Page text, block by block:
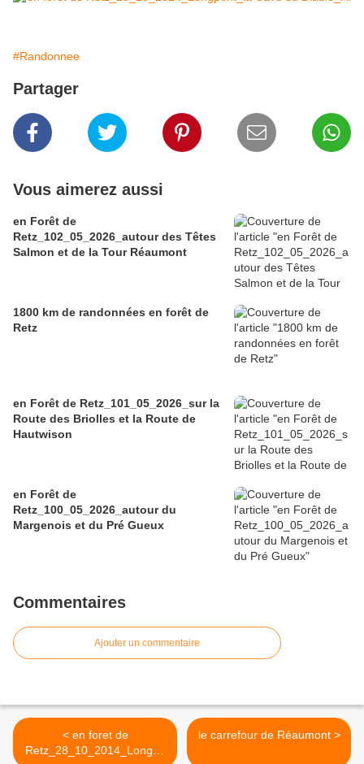
#Randonnee
Partager
Vous aimerez aussi
en Forêt de
Retz_102_05_2026_autour des Têtes
Salmon et de la Tour Réaumont
1800 km de randonnées en forêt de
Retz
en Forêt de Retz_101_05_2026_sur la
Route des Briolles et la Route de
Hautwison
en Forêt de
Retz_100_05_2026_autour du
Margenois et du Pré Gueux
Commentaires
Ajouter un commentaire
< en foret de
Retz_28_10_2014_Longpo
le carrefour de Réaumont >